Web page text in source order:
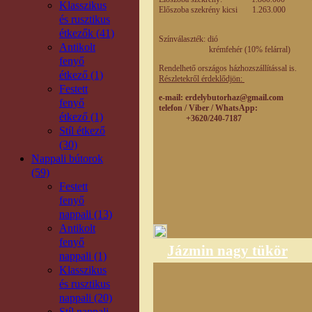
Klasszikus
és rusztikus
étkezők (41)
Antikolt
fenyő
étkező (1)
Festett
fenyő
étkező (1)
Stíl étkező
(30)
Nappali bútorok
(59)
Festett
fenyő
nappali (13)
Antikolt
fenyő
nappali (1)
Klasszikus
és rusztikus
nappali (20)
Előszoba szekrény kicsi
Színválaszték: dió
krémfehér (10% felárral)
Rendelhető országos házhozszállítással is.
Részletekről érdeklődjön:
e-mail: erdelybutorhaz@gmail.com
telefon / Viber / WhatsApp:
+3620/240-7187
Jázmin nagy tükör